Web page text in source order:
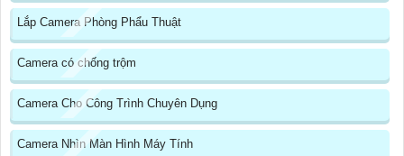
Lắp Camera Phòng Phẩu Thuật
Camera có chống trộm
Camera Cho Công Trình Chuyên Dụng
Camera Nhìn Màn Hình Máy Tính